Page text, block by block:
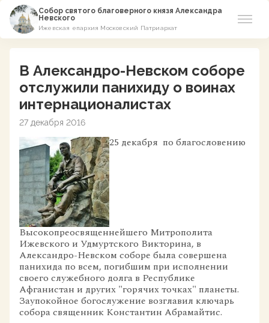
Собор святого благоверного князя Александра
Невского
Ижевская епархия Московский Патриархат
Азы Православия
Расписание
Виртуальный музей
Пожертвование
Контакты
В Александро-Невском соборе
отслужили панихиду о воинах
интернационалистах
27 декабря 2016
25 декабря по благословению
Высокопреосвященнейшего Митрополита
Ижевского и Удмуртского Викторина, в
Александро-Невском соборе была совершена
панихида по всем, погибшим при исполнении
своего служебного долга в Республике
Афганистан и других "горячих точках" планеты.
Заупокойное богослужение возглавил ключарь
собора священник Константин Абрамайтис.